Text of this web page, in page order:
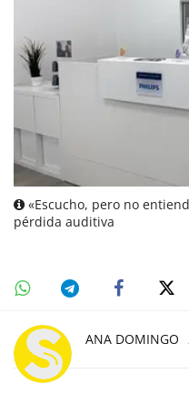
«Escucho, pero no
pérdida auditiva
ANA DOMINGO